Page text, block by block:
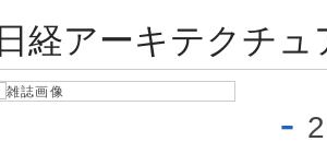
日経アーキテクチュ